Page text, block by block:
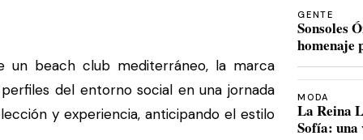
beach club mediterráneo, la marca
del entorno social en una jornada
y experiencia, anticipando el estilo
GENTE
Sonsoles
homenaje
MODA
La Reina
Sofía: